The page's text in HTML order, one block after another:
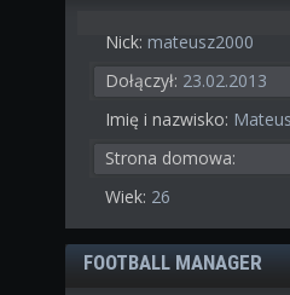
Nick: mateusz2000
Dołączył: 23.02.2013
Imię i nazwisko:
Strona domowa:
Wiek: 26
FOOTBALL MANAGER